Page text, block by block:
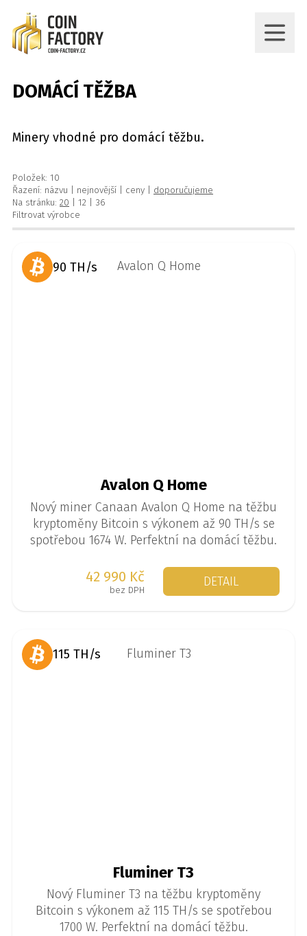
DOMÁCÍ TĚŽBA
Minery vhodné pro domácí těžbu.
Položek: 10
Řazení: názvu nejnovější ceny
doporučujeme
Na stránku: 20 12
36
Filtrovat výrobce
Avalon Q Home
Nový miner Canaan Avalon Q Home na těžbu
kryptoměny Bitcoin s výkonem až 90 TH/s se
spotřebou 1674 W. Perfektní na domácí těžbu.
42 990 Kč
bez DPH
DETAIL
90 TH/s
Fluminer T3
Nový Fluminer T3 na těžbu kryptoměny
Bitcoin s výkonem až 115 TH/s se spotřebou
1700 W. Perfektní na domácí těžbu.
115 TH/s